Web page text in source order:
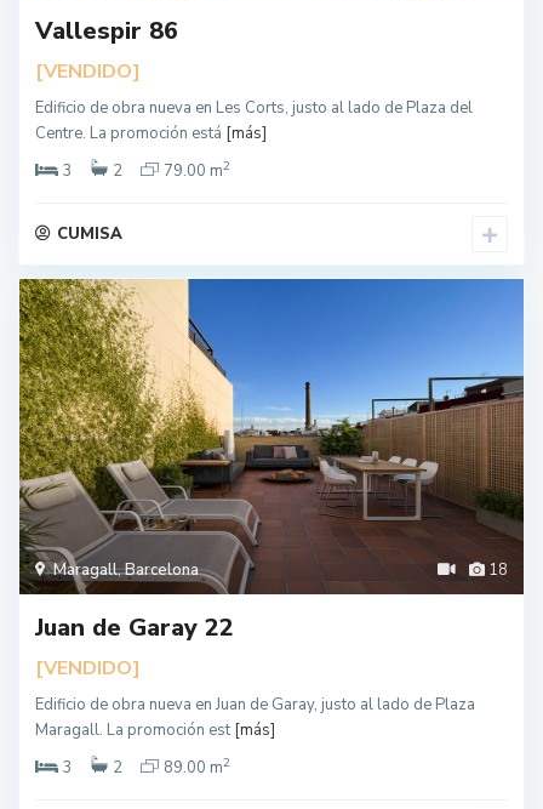
Vallespir 86
[VENDIDO]
Edificio de obra nueva en Les Corts, justo al lado de Plaza del
Centre. La promoción está [más]
3
2 79.00 m2
CUMISA
18
Maragall,Barcelona
Juan de Garay 22
[VENDIDO]
Edificio de obra nueva en Juan de Garay, justo al lado de Plaza
Maragall. La promoción est [más]
3
2 89.00 m2